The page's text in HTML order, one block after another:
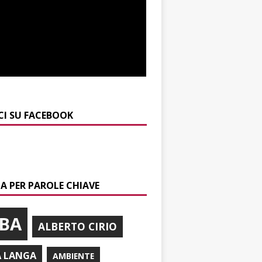
SU FACEBOOK
PER PAROLE CHIAVE
ALBERTO CIRIO
LANGA AMBIENTE